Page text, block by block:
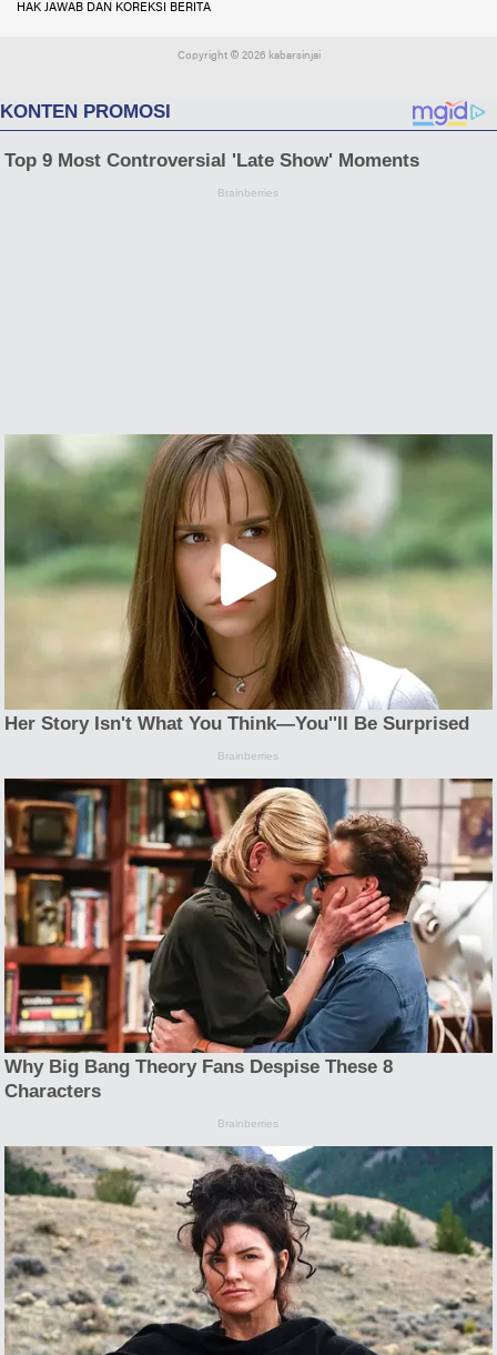
HAK JAWAB DAN KOREKSI BERITA
Copyright © 2026 kabarsinjai